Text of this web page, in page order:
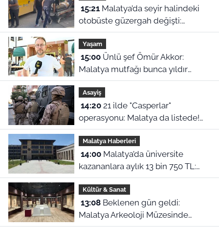
15:21Malatya’da seyir halindeki
otobüste güzergah değişti:
Fenalaşan yolcu acile yetiştirildi
Yaşam
15:00Ünlü şef Ömür Akkor:
Malatya mutfağı bunca yıldır
kendini gizlemiş
Asayiş
14:2021 ilde "Casperlar"
operasyonu: Malatya da listede!
151 kişiye dava açıldı
Malatya Haberleri
14:00Malatya’da üniversite
kazananlara aylık 13 bin 750 TL:
Kimler başvurabilir?
Kültür & Sanat
13:08Beklenen gün geldi:
Malatya Arkeoloji Müzesinde